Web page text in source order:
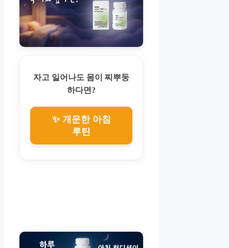
자고 일어나도 몸이 찌뿌둥
하다면?
✨ 개운한 아침
루틴